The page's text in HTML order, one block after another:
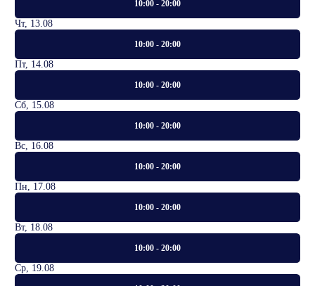
10:00 - 20:00
Чт, 13.08
10:00 - 20:00
Пт, 14.08
10:00 - 20:00
Сб, 15.08
10:00 - 20:00
Вс, 16.08
10:00 - 20:00
Пн, 17.08
10:00 - 20:00
Вт, 18.08
10:00 - 20:00
Ср, 19.08